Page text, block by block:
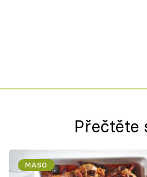
Přečtěte
MASO